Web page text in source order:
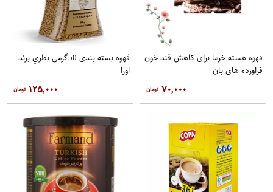
قهوه هسته خرما برای کاهش قند خون
فراورده های بان
۷۰,۰۰۰
قهوه بسته بندی 50گرمی بطري برند
اورا
۱۲۵,۰۰۰